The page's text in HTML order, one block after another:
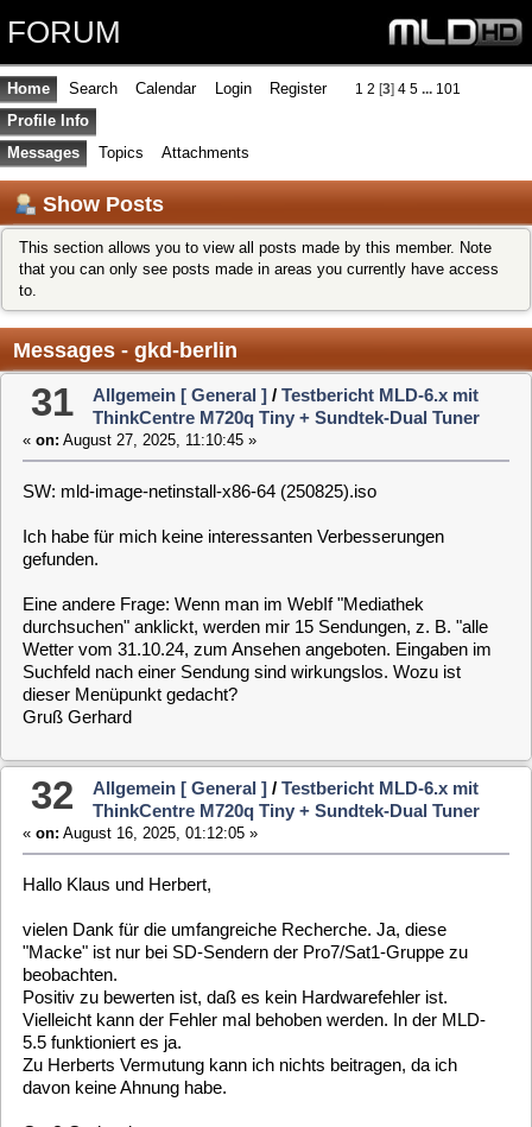
FORUM
Home Search
Profile Info
Messages
Topics
Show Posts
This section allows you to view all posts made by this member. Note
that you can only see posts made in areas you currently have access
to.
Messages - gkd-berlin
31 Allgemein [ General ]/Testbericht MLD-6.x mit
ThinkCentre M720q Tiny + Sundtek-Dual Tuner
«on:August 27, 2025, 11:10:45 »
SW: mld-image-netinstall-x86-64 (250825).iso
Ich habe für mich keine interessanten Verbesserungen
gefunden.
Eine andere Frage: Wenn man im WebIf "Mediathek
Wetter vom 31.10.24, zum Ansehen angeboten. Eingaben im
Suchfeld nach einer Sendung sind wirkungslos. Wozu ist
Gruß Gerhard
32 Allgemein [ General ] /Testbericht MLD-6.x mit
ThinkCentre M720q Tiny + Sundtek-Dual Tuner
« on:August 16, 2025, 01:12:05 »
"Macke" ist nur bei SD-Sendern der Pro7/Sat1-Gruppe zu
beobachten.
Positiv zu bewerten ist, daß es kein Hardwarefehler ist.
Vielleicht kann der Fehler mal behoben werden. In der MLD-
Zu Herberts Vermutung kann ich nichts beitragen, da ich
Gruß Gerhard
33 Allgemein [ General ]/Testbericht MLD-6.x mit
ThinkCentre M720q Tiny + Sundtek-Dual Tuner
«on: August 13, 2025, 13:55:27 »
Ich glaube nicht, daß das ein Hardwareproblem ist. Der Fehler
tritt auf der selben Hardware mit der MLD 5.5 nicht auf.